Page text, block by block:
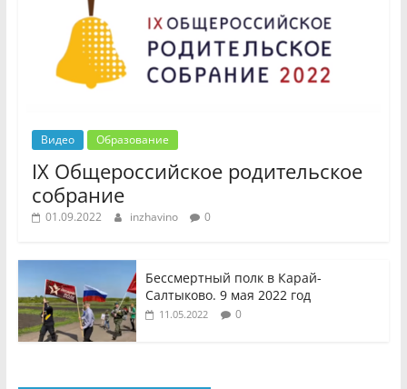
Видео Образование
IX Общероссийское родительское
собрание
01.09.2022 inzhavino 0
Бессмертный полк в Карай-
Салтыково. 9 мая 2022 год
11.05.2022 0